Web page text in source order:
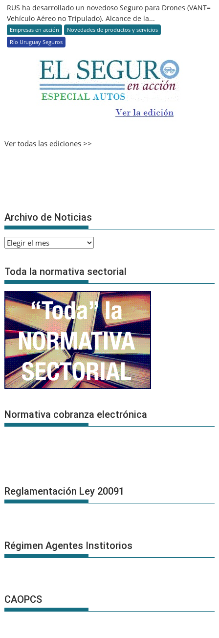
RUS ha desarrollado un novedoso Seguro para Drones (VANT=
Vehículo Aéreo no Tripulado). Alcance de la...
Empresas en acción
Novedades de productos y servicios
Río Uruguay Seguros
Ver todas las ediciones >>
Archivo de Noticias
Archivo
Noticias
Toda la normativa sectorial
Normativa cobranza electrónica
Reglamentación Ley 20091
Régimen Agentes Institorios
CAOPCS